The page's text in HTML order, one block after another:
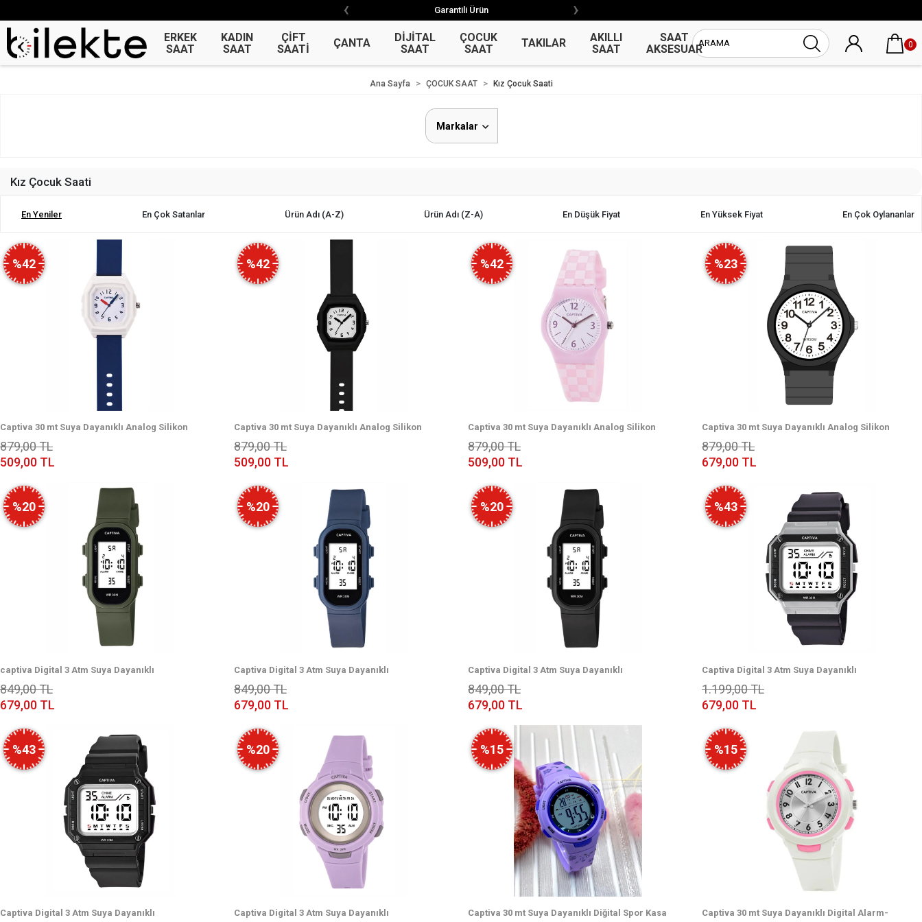
Garantili Ürün
‹ ›
ERKEK
SAAT
KADIN
SAAT
ÇİFT
SAATİ
ÇANTA
DİJİTAL
SAAT
ÇOCUK
SAAT
TAKILAR
AKILLI
SAAT
SAAT
AKSESUAR
UNİSEX
0
Garantili Ürün
‹ ›
Ana Sayfa ÇOCUK SAAT Kız Çocuk Saati
Markalar
Kız Çocuk Saati
En Yeniler En Çok Satanlar Ürün Adı (A-Z) Ürün Adı (Z-A) En Düşük Fiyat En Yüksek Fiyat En Çok Oylananlar
%42
Captiva 30 mt Suya Dayanıklı Analog Silikon
Kordonlu Çoçuk Kol Saati CP.YN.25.32
879,00 TL
509,00 TL
%42
Captiva 30 mt Suya Dayanıklı Analog Silikon
Kordonlu Çoçuk Kol Saati CP.YN.25.30
879,00 TL
509,00 TL
%42
Captiva 30 mt Suya Dayanıklı Analog Silikon
Kordonlu Çoçuk Kol Saati CP.YN.25.28
879,00 TL
509,00 TL
%23
Captiva 30 mt Suya Dayanıklı Analog Silikon
Kordonlu Çoçuk Kol Saati CP.YN.25.19
879,00 TL
679,00 TL
%20
captiva Digital 3 Atm Suya Dayanıklı
Işık+Alarm+Kronometre+Takvimli Çoçuk Kol Saati
CP.YN.25.09
849,00 TL
679,00 TL
%20
Captiva Digital 3 Atm Suya Dayanıklı
Işık+Alarm+Kronometre+Takvimli Çoçuk Kol Saati
CP.YN.25.08
849,00 TL
679,00 TL
%20
Captiva Digital 3 Atm Suya Dayanıklı
Işık+Alarm+Kronometre+Takvimli Çoçuk Kol Saati
CP.YN.25.07
849,00 TL
679,00 TL
%43
Captiva Digital 3 Atm Suya Dayanıklı
Işık+Alarm+Kronometre+Takvimli Çoçuk Kol Saati
CP.YN.25.06
1.199,00 TL
679,00 TL
%43
Captiva Digital 3 Atm Suya Dayanıklı
%20
Captiva Digital 3 Atm Suya Dayanıklı
%15
Captiva 30 mt Suya Dayanıklı Diğital Spor Kasa
%15
Captiva 30 mt Suya Dayanıklı Digital Alarm-